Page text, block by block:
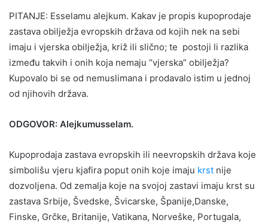
PITANJE: Esselamu alejkum. Kakav je propis kupoprodaje
zastava obilježja evropskih država od kojih nek na sebi
imaju i vjerska obilježja, križ ili slično; te postoji li razlika
između takvih i onih koja nemaju “vjerska” obilježja?
Kupovalo bi se od nemuslimana i prodavalo istim u jednoj
od njihovih država.
ODGOVOR: Alejkumusselam.
Kupoprodaja zastava evropskih ili neevropskih država koje
simbolišu vjeru kjafira poput onih koje imaju krst nije
dozvoljena. Od zemalja koje na svojoj zastavi imaju krst su
zastava Srbije, Švedske, Švicarske, Španije,Danske,
Finske, Grčke, Britanije, Vatikana, Norveške, Portugala,